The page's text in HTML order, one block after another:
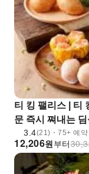
티 킹 팰리스 | 티
문 즉시 쪄내는
용 | KKday 단독
3.4(21)・75+ 예약
원
12,206 부터